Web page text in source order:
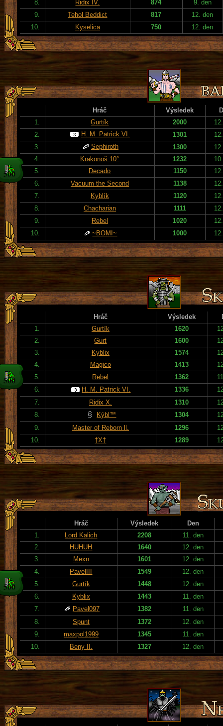
8.
Ridix IV. 874
9. den
9.
Tehol Beddict 817
12. den
10.
Kyselica 750 12. den
Hráč Výsledek
1.
Gurtík 2000
2.
H. M. Patrick VI. 1301
3.
Sephiroth 1300
4.
Krakonoš 10° 1232
5.
Decado 1150
6.
Vacuum the Second 1138
7.
Kyblík 1120
8.
Chacharian 1111
9.
Rebel 1020
10.
~BOMI~ 1000
Hráč Výsledek
1.
Gurtík 1620
2.
Gurt 1600
3.
Kyblix 1574
4.
Magico 1413
5.
Rebel 1362
6.
H. M. Patrick VI. 1336
7.
Ridix X. 1310
8.
Kýbl™ 1304
9.
Master of Reborn ll. 1296
10.
†X† 1289
Hráč Výsledek
Den
1.
Lord Kalich 2208
11. den
2.
HUHUH 1640
12. den
3.
Mexn 1601
12. den
4.
PavelIII 1549
12. den
5.
Gurtík 1448
12. den
6.
Kyblix 1443
11. den
7.
Pavel097 1382
11. den
8.
Spunt 1372
12. den
9.
maxpol1999 1345
11. den
10.
Beny II. 1327 12. den